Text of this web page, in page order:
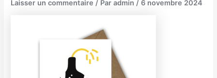
Laisser un commentaire / Paradmin/6 novembre 2024